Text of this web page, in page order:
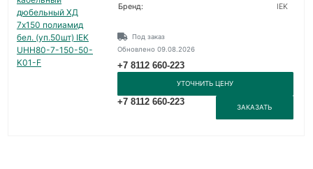
Бренд:
IEK
Под заказ
Обновлено 09.08.2026
+7 8112 660-223
УТОЧНИТЬ ЦЕНУ
+7 8112 660-223
ЗАКАЗАТЬ